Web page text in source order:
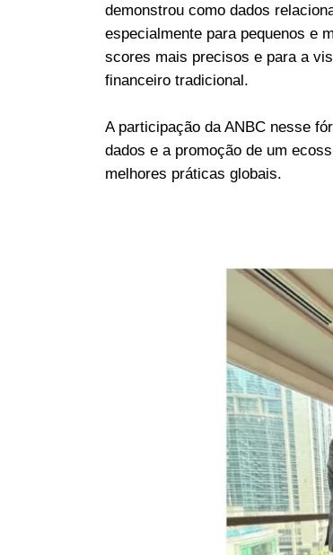
demonstrou como dados
especialmente para pequenos e
scores mais precisos e para a
financeiro tradicional.
A participação da ANBC nesse
dados e a promoção de um
melhores práticas globais.